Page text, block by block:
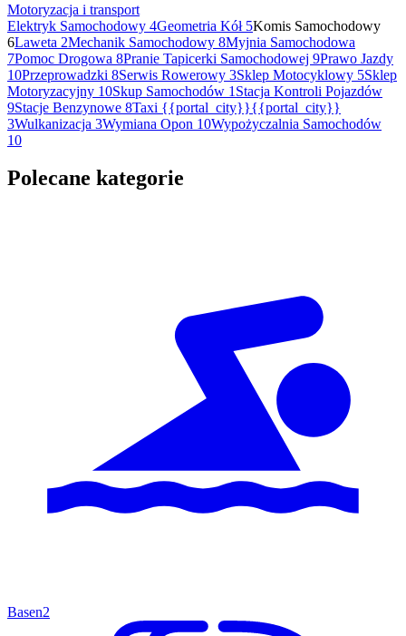
Motoryzacja i transport
Elektryk Samochodowy 4Geometria Kół 5Komis Samochodowy
6Laweta 2Mechanik Samochodowy 8Myjnia Samochodowa
7Pomoc Drogowa 8Pranie Tapicerki Samochodowej 9Prawo Jazdy
10Przeprowadzki 8Serwis Rowerowy 3Sklep Motocyklowy 5Sklep
Motoryzacyjny 10Skup Samochodów 1 Stacja Kontroli Pojazdów
9Stacje Benzynowe 8Taxi {{portal_city}}{{portal_city}}
3Wulkanizacja 3Wymiana Opon 10Wypożyczalnia Samochodów
10
Polecane kategorie
Basen2